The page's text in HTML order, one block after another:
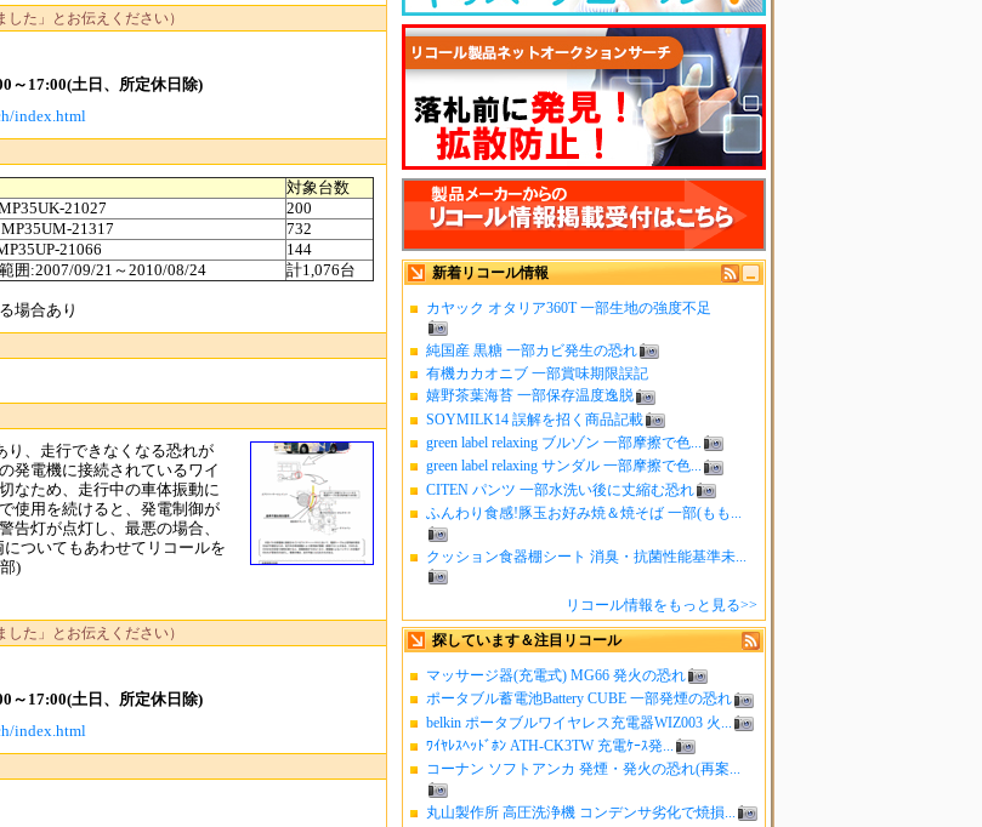
新着リコール情報
カヤック オタリア360T 一部生地の強度不足
純国産 黒糖 一部カビ発生の恐れ
有機カカオニブ 一部賞味期限誤記
嬉野茶葉海苔 一部保存温度逸脱
SOYMILK14 誤解を招く商品記載
green label relaxing ブルゾン 一部摩擦で色...
green label relaxing サンダル 一部摩擦で色...
CITEN パンツ 一部水洗い後に丈縮む恐れ
ふんわり食感!豚玉お好み焼＆焼そば 一部(もも...
クッション食器棚シート 消臭・抗菌性能基準未...
リコール情報をもっと見る>>
探しています＆注目リコール
マッサージ器(充電式) MG66 発火の恐れ
ポータブル蓄電池Battery CUBE 一部発煙の恐れ
belkin ポータブルワイヤレス充電器WIZ003 火...
ﾜｲﾔﾚｽﾍｯﾄﾞﾎﾝ ATH-CK3TW 充電ｹｰｽ発...
コーナン ソフトアンカ 発煙・発火の恐れ(再案...
丸山製作所 高圧洗浄機 コンデンサ劣化で焼損...
した」とお伝えください）
～17:00(土日、所定休日除)
index.html
対象台数
21027
200
21317
732
21066
144
囲:2007/09/21～2010/08/24
計1,076台
場合あり
り、走行できなくなる恐れが
発電機に接続されているワイ
なため、走行中の車体振動に
使用を続けると、発電制御が
告灯が点灯し、最悪の場合、
ついてもあわせてリコールを
)
した」とお伝えください）
～17:00(土日、所定休日除)
index.html